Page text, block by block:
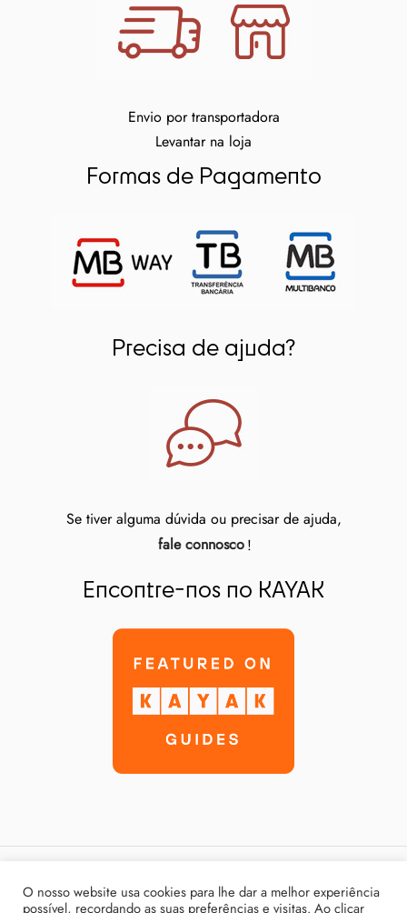
Envio por transportadora
Levantar na loja
Formas de Pagamento
Precisa de ajuda?
Se tiver alguma dúvida ou precisar de ajuda,
fale connosco!
Encontre-nos no KAYAK
Política de Privacidade
O nosso website usa cookies para lhe dar a melhor experiência
possível, recordando as suas preferências e visitas. Ao clicar